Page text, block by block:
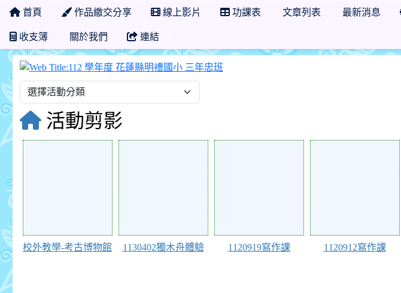
首頁 作品繳交分享 線上影片 功課表 文章列表 最新消息
收支簿 關於我們 連結
112 學年度 花蓮縣明禮國小 三年忠班
活動剪影
校外教學-考古博物館 1130402獨木舟體驗 1120919寫作課 1120912寫作課